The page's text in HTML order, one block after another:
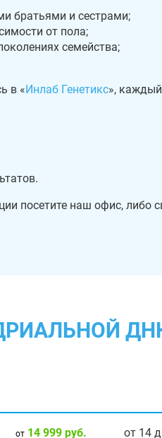
братьями и сестрами;
от пола;
семейства;
в « Инлаб Генетикс»,
посетите наш офис, либо
от14 999 руб. от 14